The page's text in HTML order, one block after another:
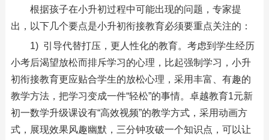
根据孩子在小升初过程中可能出现的问题，专家提
出，以下几个要点是小升初衔接教育必须要重点关注的：
1) 引导代替打压，更人性化的教育。考虑到学生经历
小考后渴望放松而排斥学习的心理，比起强制学习，小升
初衔接教育更应贴合学生的放松心理，采用丰富、有趣的
教学方法，把学习变成一件“轻松”的事情。卓越教育1元新
初一数学升级课设有“高效视频”的教学方式，采用动画方
式，展现效果风趣幽默，三分钟攻破一个知识点，可以让